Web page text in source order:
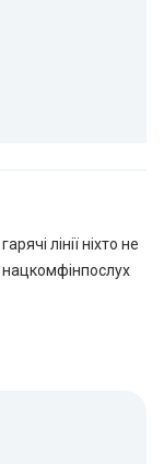
лінії ніхто не